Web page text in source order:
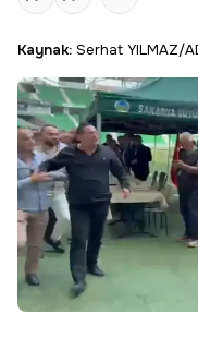
Kaynak: Serhat YILMAZ/